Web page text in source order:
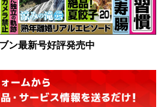
ン最新号好評発売中